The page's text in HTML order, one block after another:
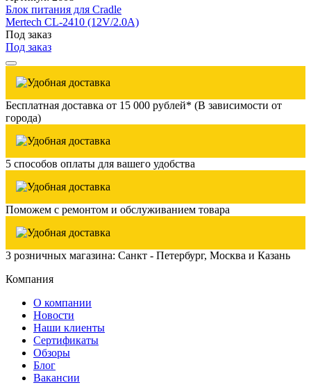
Блок питания для Cradle
Mertech CL-2410 (12V/2.0A)
Под заказ
Под заказ
Бесплатная доставка от 15 000 рублей* (В зависимости от
города)
5 способов оплаты для вашего удобства
Поможем с ремонтом и обслуживанием товара
3 розничных магазина: Санкт - Петербург, Москва и Казань
Компания
О компании
Новости
Наши клиенты
Сертификаты
Обзоры
Блог
Вакансии